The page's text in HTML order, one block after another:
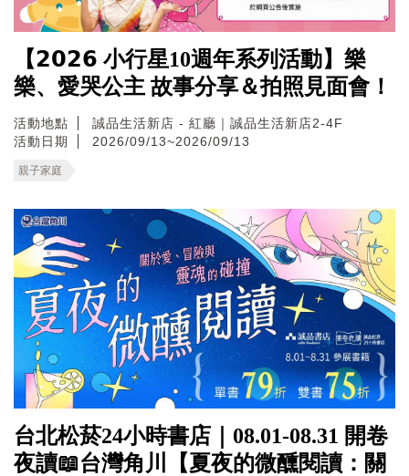
【𝟮𝟬𝟮𝟲 小行星10週年系列活動】樂
樂、愛哭公主 故事分享＆拍照見面會！
活動地點
誠品生活新店 - 紅廳｜誠品生活新店2-4F
活動日期
2026/09/13~2026/09/13
親子家庭
台北松菸24小時書店｜08.01-08.31 開卷
夜讀📖台灣角川【夏夜的微醺閱讀：關